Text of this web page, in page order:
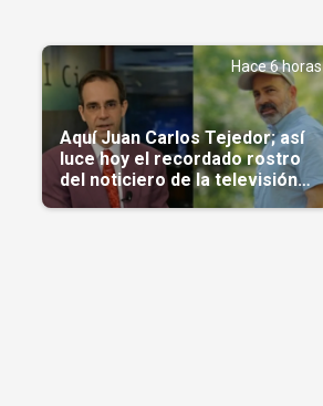
Hace 6 horas
Aquí Juan Carlos Tejedor; así
luce hoy el recordado rostro
del noticiero de la televisión
cubana